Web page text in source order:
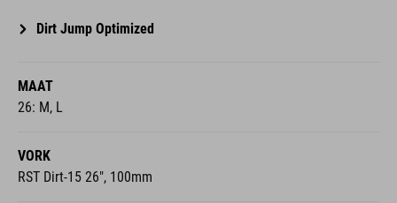
Dirt Jump Optimized
MAAT
26: M, L
VORK
RST Dirt-15 26", 100mm